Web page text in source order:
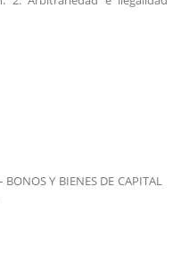
Y BIENES DE CAPITAL